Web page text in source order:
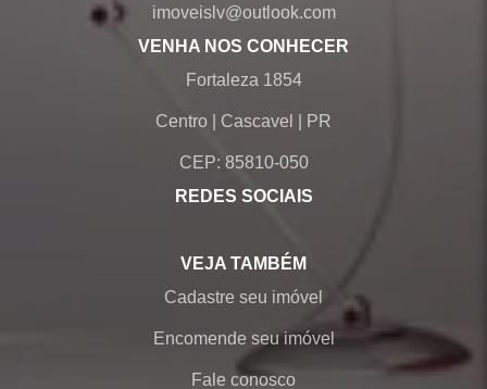
imoveislv@outlook.com
VENHA NOS CONHECER
Fortaleza 1854
Centro Cascavel PR
CEP: 85810-050
REDES SOCIAIS
VEJA TAMBÉM
Cadastre seu imóvel
Encomende seu imóvel
Fale conosco